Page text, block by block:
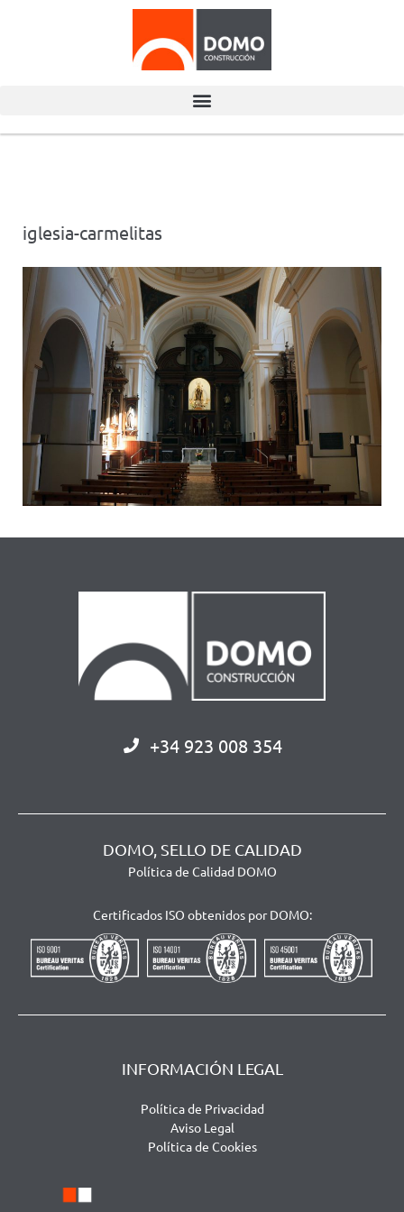
iglesia-carmelitas
+34 923 008 354
DOMO, SELLO DE CALIDAD
Política de Calidad DOMO
Certificados ISO obtenidos por DOMO:
INFORMACIÓN LEGAL
Política de Privacidad
Aviso Legal
Política de Cookies